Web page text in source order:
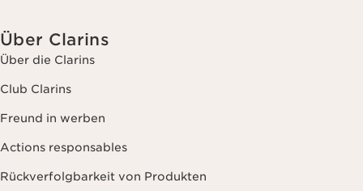
Über Clarins
Über die Clarins
Club Clarins
Freund in werben
Actions responsables
Rückverfolgbarkeit von Produkten